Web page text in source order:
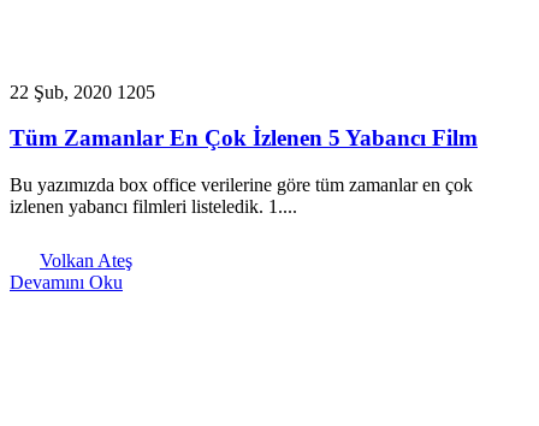
22 Şub, 2020 1205
Tüm Zamanlar En Çok İzlenen 5 Yabancı Film
Bu yazımızda box office verilerine göre tüm zamanlar en çok
izlenen yabancı filmleri listeledik. 1....
Volkan Ateş
Devamını Oku